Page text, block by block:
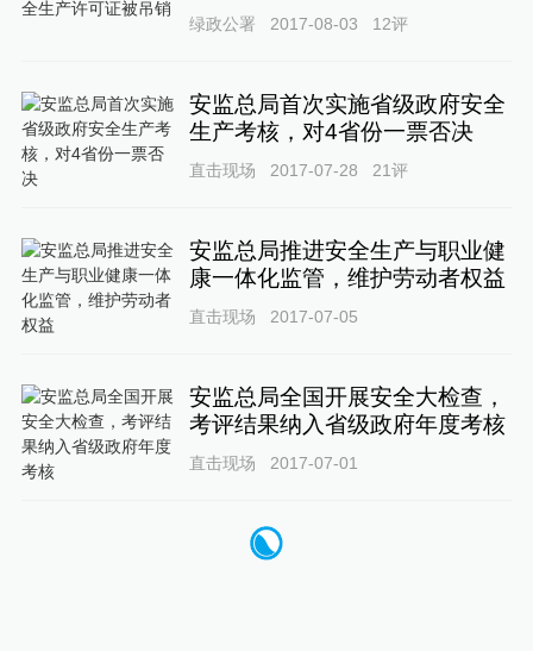
绿政公署 2017-08-03 12评
安监总局首次实施省级政府安全
生产考核，对4省份一票否决
直击现场 2017-07-28 21评
安监总局推进安全生产与职业健
康一体化监管，维护劳动者权益
直击现场 2017-07-05
安监总局全国开展安全大检查，
考评结果纳入省级政府年度考核
直击现场 2017-07-01